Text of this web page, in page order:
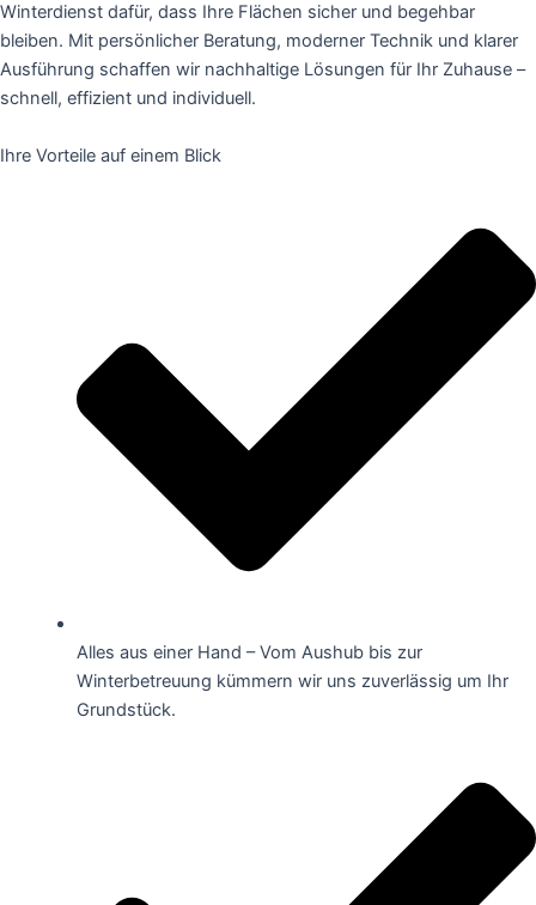
Winterdienst dafür, dass Ihre Flächen sicher und begehbar
bleiben. Mit persönlicher Beratung, moderner Technik und klarer
Ausführung schaffen wir nachhaltige Lösungen für Ihr Zuhause –
schnell, effizient und individuell.
Ihre Vorteile auf einem Blick
Alles aus einer Hand – Vom Aushub bis zur
Winterbetreuung kümmern wir uns zuverlässig um Ihr
Grundstück.